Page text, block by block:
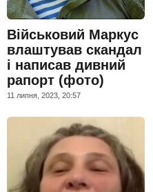
Військовий Маркус
влаштував скандал
і написав дивний
рапорт (фото)
11 липня, 2023, 20:57